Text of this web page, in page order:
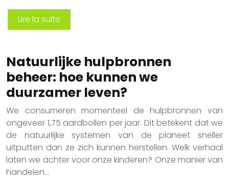
Lire la suite
Natuurlijke hulpbronnen
beheer: hoe kunnen we
duurzamer leven?
We consumeren momenteel de hulpbronnen van
ongeveer 1,75 aardbollen per jaar. Dit betekent dat we
de natuurlijke systemen van de planeet sneller
uitputten dan ze zich kunnen herstellen. Welk verhaal
laten we achter voor onze kinderen? Onze manier van
handelen…